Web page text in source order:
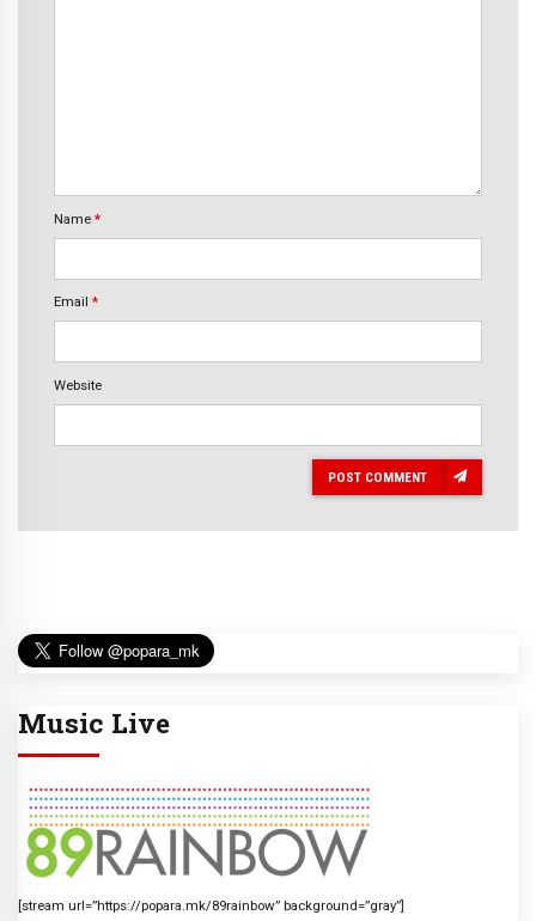
Name *
Email *
Website
POST COMMENT
Music Live
[stream url=”https://popara.mk/89rainbow” background=”gray”]